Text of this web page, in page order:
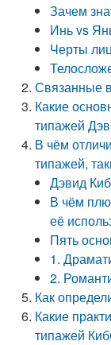
Зачем
Инь vs
Черты
Связанные
Какие
типажей
В чём
типажей,
Дэвид
В чём
её
Пять
1.
2.
Как
Какие
типажей